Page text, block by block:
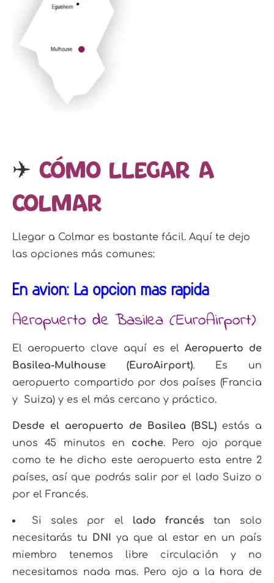
✈️ Cómo llegar a
Colmar
Llegar a Colmar es bastante fácil. Aquí te dejo
las opciones más comunes:
En avión: La opción más rápida
Aeropuerto de Basilea (EuroAirport)
El aeropuerto clave aquí es el Aeropuerto de
Basilea-Mulhouse (EuroAirport). Es un
aeropuerto compartido por dos países (Francia
y Suiza) y es el más cercano y práctico.
Desde el aeropuerto de Basilea (BSL) estás a
unos 45 minutos en coche. Pero ojo porque
como te he dicho este aeropuerto esta entre 2
países, así que podrás salir por el lado Suizo o
por el Francés.
Si sales por el lado francés tan solo
necesitarás tu DNI ya que al estar en un país
miembro tenemos libre circulación y no
necesitamos nada mas. Pero ojo a la hora de